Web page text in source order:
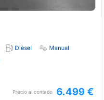
Diésel
Manual
Precio al contado 6.499 €